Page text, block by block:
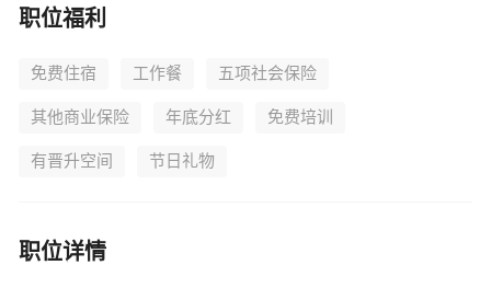
职位福利
免费住宿 工作餐 五项社会保险
其他商业保险 年底分红 免费培训
有晋升空间 节日礼物
职位详情